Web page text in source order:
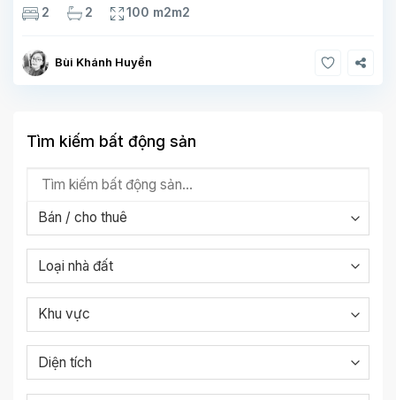
TÍCH 100M² Bạn đang tìm một không gian sống hiện đại, tiện
nghi và đẳng cấp tại Hà Nội? Căn
2 2 100 m2m2
Bùi Khánh Huyền
Tìm kiếm bất động sản